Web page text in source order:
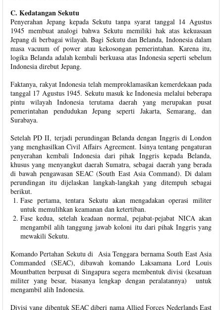
C. Kedatangan Sekutu
Penyerahan Jepang kepada Sekutu tanpa syarat tanggal 14 Agustus
1945 membuat analogi bahwa Sekutu memiliki hak atas kekuasaan
Jepang di berbagai wilayah. Bagi Sekutu dan Belanda, Indonesia dalam
masa vacuum of power atau kekosongan pemerintahan. Karena itu,
logika Belanda adalah kembali berkuasa atas Indonesia seperti sebelum
Indonesia direbut Jepang.
Faktanya, rakyat Indonesia telah memproklamasikan kemerdekaan pada
tanggal 17 Agustus 1945. Sekutu masuk ke Indonesia melalui beberapa
pintu wilayah Indonesia terutama daerah yang merupakan pusat
pemerintahan pendudukan Jepang seperti Jakarta, Semarang, dan
Surabaya.
Setelah PD II, terjadi perundingan Belanda dengan Inggris di London
yang menghasilkan Civil Affairs Agreement. Isinya tentang pengaturan
penyerahan kembali Indonesia dari pihak Inggris kepada Belanda,
khusus yang menyangkut daerah Sumatra, sebagai daerah yang berada
di bawah pengawasan SEAC (South East Asia Command). Di dalam
perundingan itu dijelaskan langkah-langkah yang ditempuh sebagai
berikut.
Fase pertama, tentara Sekutu akan mengadakan operasi militer
untuk memulihkan keamanan dan ketertiban.
Fase kedua, setelah keadaan normal, pejabat-pejabat NICA akan
mengambil alih tanggung jawab koloni itu dari pihak Inggris yang
mewakili Sekutu.
Komando Pertahan Sekutu di Asia Tenggara bernama South East Asia
Commanded (SEAC), dibawah komando Laksamana Lord Louis
Mountbatten berpusat di Singapura segera membentuk divisi (kesatuan
militer yang besar, biasanya lengkap dengan peralatannya) untuk
mengambil alih Indonesia.
Divisi yang dibentuk SEAC diberi nama Allied Forces Nederlands East